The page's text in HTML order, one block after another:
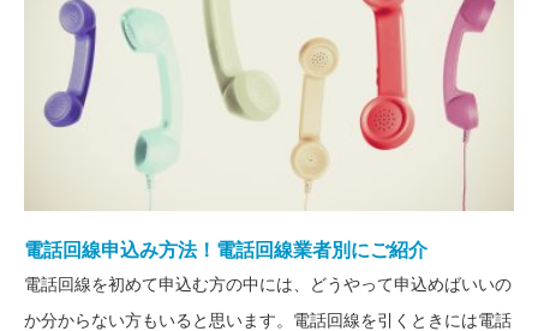
電話回線申込み方法！電話回線業者別にご紹介
電話回線を初めて申込む方の中には、どうやって申込めばいいの
か分からない方もいると思います。電話回線を引くときには電話